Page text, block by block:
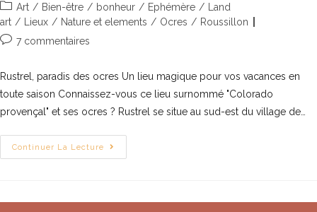
Art / Bien-être / bonheur / Ephémère /
Land
art / Lieux / Nature et elements / Ocres / Roussillon
7 commentaires
Rustrel, paradis des ocres Un lieu magique pour vos vacances en
toute saison Connaissez-vous ce lieu surnommé "Colorado
provençal" et ses ocres ? Rustrel se situe au sud-est du village de…
Continuer La Lecture